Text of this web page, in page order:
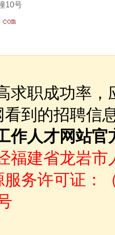
10号
求职成功率，
到的招聘信
作人才网站
福建省龙岩
务许可证：